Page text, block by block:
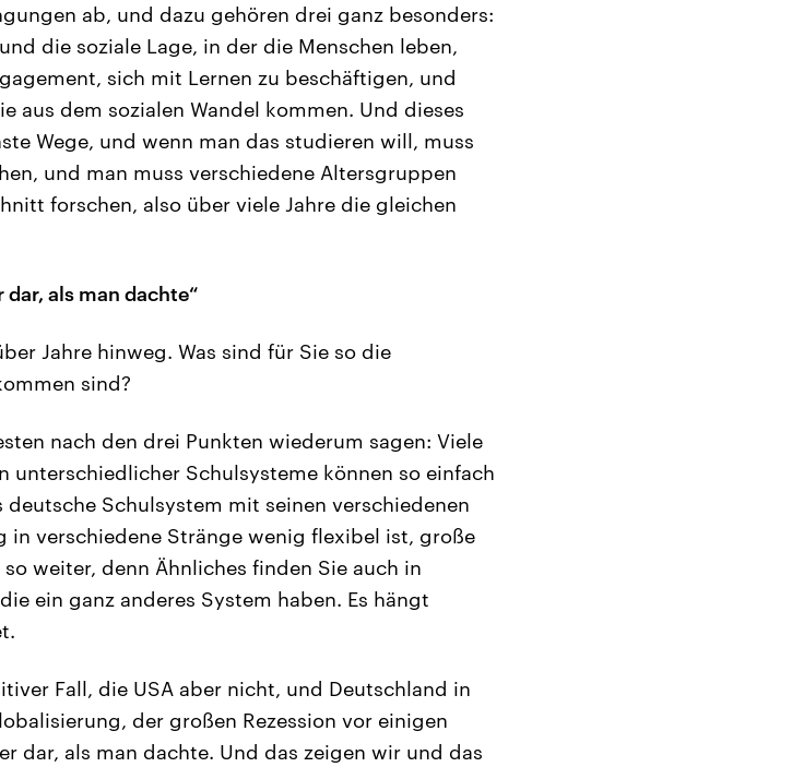
ab, und dazu gehören drei ganz besonders:
die soziale Lage, in der die Menschen leben,
sich mit Lernen zu beschäftigen, und
aus dem sozialen Wandel kommen. Und dieses
Wege, und wenn man das studieren will, muss
und man muss verschiedene Altersgruppen
forschen, also über viele Jahre die gleichen
als man dachte“
Jahre hinweg. Was sind für Sie so die
sind?
nach den drei Punkten wiederum sagen: Viele
unterschiedlicher Schulsysteme können so einfach
Schulsystem mit seinen verschiedenen
in verschiedene Stränge wenig flexibel ist, große
weiter, denn Ähnliches finden Sie auch in
ein ganz anderes System haben. Es hängt
Fall, die USA aber nicht, und Deutschland in
der großen Rezession vor einigen
dar, als man dachte. Und das zeigen wir und das